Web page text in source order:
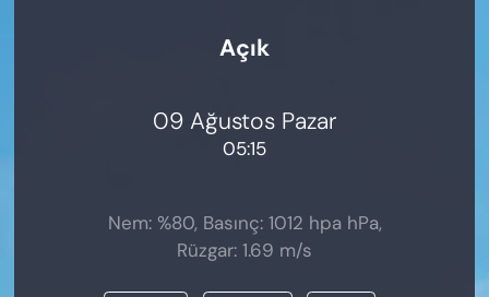
Açık
09 Ağustos Pazar
05:15
Nem: %80, Basınç: 1012 hpa hPa,
Rüzgar: 1.69 m/s
ÖZEL HABER